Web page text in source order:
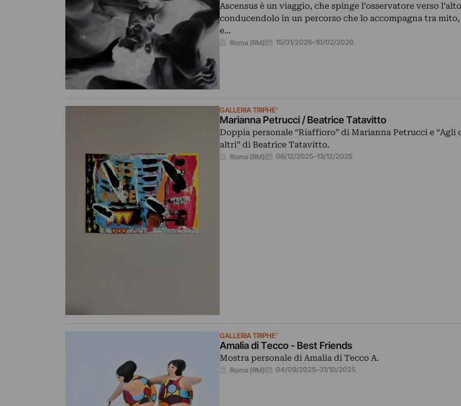
Ascensus è un viaggio, che spinge l’osservatore verso l’alto
conducendolo in un percorso che lo accompagna tra
e…
Roma (RM) 15/01/2026–10/02/2026
GALLERIA TRIPHE'
Marianna Petrucci / Beatrice Tatavitto
Doppia personale “Riaffioro” di Marianna Petrucci e “Agli
altri” di Beatrice Tatavitto.
Roma (RM) 06/12/2025–13/12/2025
GALLERIA TRIPHE'
Amalia di Tecco - Best Friends
Mostra personale di Amalia di Tecco A.
Roma (RM) 04/09/2025–31/10/2025